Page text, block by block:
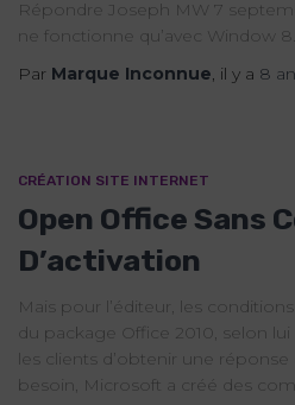
Répondre Joseph MW 7
ne fonctionne qu’avec Window
Par Marque Inconnue, il y a 8
CRÉATION SITE INTERNET
Open Office Sans
D’activation
Mais pour l’éditeur, les
du package Office 2010, selon
les clients d’obtenir une
besoin, Microsoft a créé des